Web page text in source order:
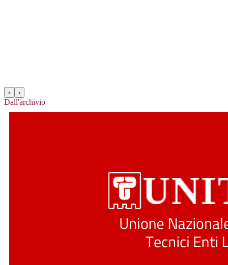
‹ ›
Dall'archivio